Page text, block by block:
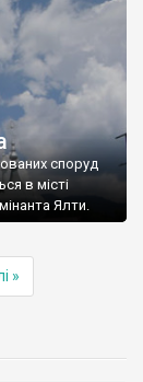
споруд
в місті
Ялти.
»